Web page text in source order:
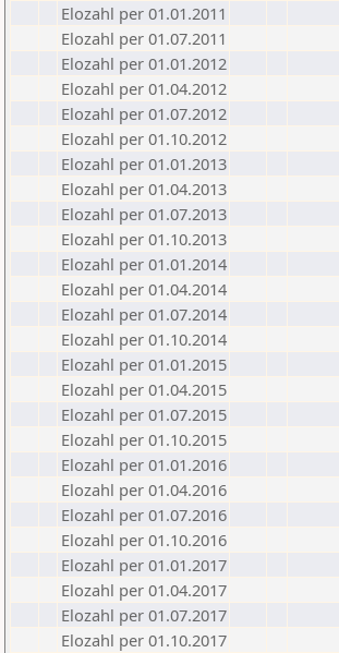
Elozahl per 01.01.2011
Elozahl per 01.07.2011
Elozahl per 01.01.2012
Elozahl per 01.04.2012
Elozahl per 01.07.2012
Elozahl per 01.10.2012
Elozahl per 01.01.2013
Elozahl per 01.04.2013
Elozahl per 01.07.2013
Elozahl per 01.10.2013
Elozahl per 01.01.2014
Elozahl per 01.04.2014
Elozahl per 01.07.2014
Elozahl per 01.10.2014
Elozahl per 01.01.2015
Elozahl per 01.04.2015
Elozahl per 01.07.2015
Elozahl per 01.10.2015
Elozahl per 01.01.2016
Elozahl per 01.04.2016
Elozahl per 01.07.2016
Elozahl per 01.10.2016
Elozahl per 01.01.2017
Elozahl per 01.04.2017
Elozahl per 01.07.2017
Elozahl per 01.10.2017